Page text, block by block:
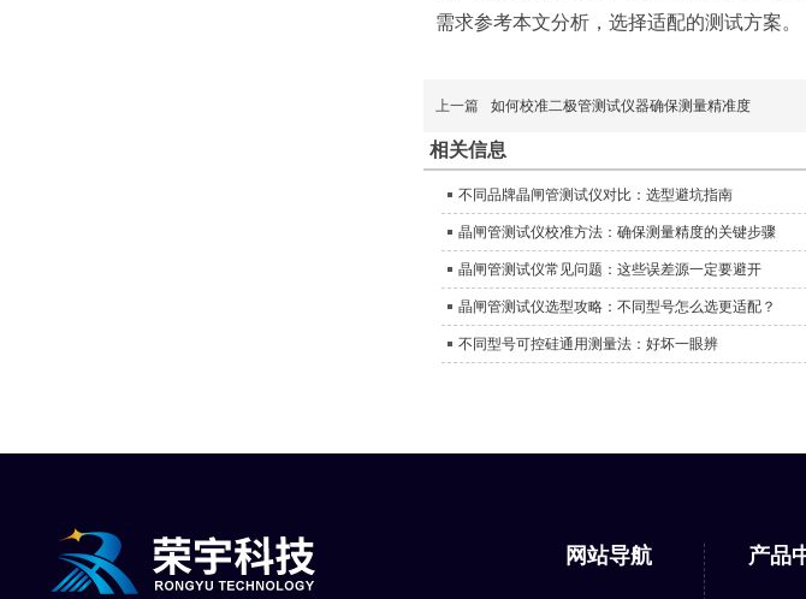
需求参考本文分析，选择适配的测试方案。
上一篇 如何校准二极管测试仪器确保测量精准度
相关信息
不同品牌晶闸管测试仪对比：选型避坑指南
晶闸管测试仪校准方法：确保测量精度的关键步骤
晶闸管测试仪常见问题：这些误差源一定要避开
晶闸管测试仪选型攻略：不同型号怎么选更适配？
不同型号可控硅通用测量法：好坏一眼辨
网站导航 产品